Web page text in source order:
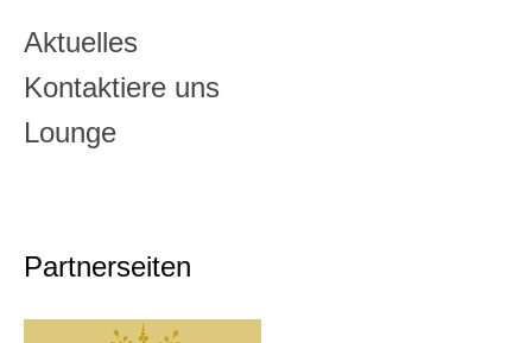
Aktuelles
Kontaktiere uns
Lounge
Partnerseiten